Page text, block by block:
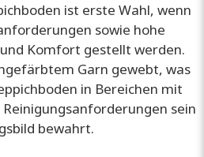
ist erste Wahl, wenn
sowie hohe
Komfort gestellt werden.
Garn gewebt, was
in Bereichen mit
sein
bewahrt.